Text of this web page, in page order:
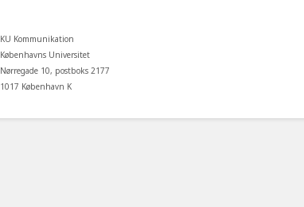
KU Kommunikation
Københavns Universitet
Nørregade 10, postboks 2177
1017 København K